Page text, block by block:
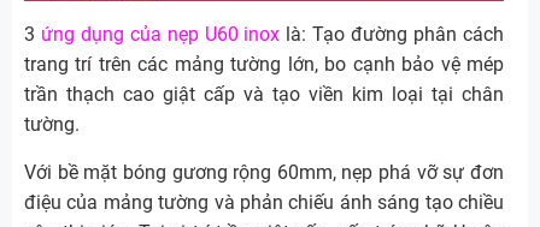
3 ứng dụng của nẹp U60 inox là: Tạo đường phân cách
trang trí trên các mảng tường lớn, bo cạnh bảo vệ mép
trần thạch cao giật cấp và tạo viền kim loại tại chân
tường.
Với bề mặt bóng gương rộng 60mm, nẹp phá vỡ sự đơn
điệu của mảng tường và phản chiếu ánh sáng tạo chiều